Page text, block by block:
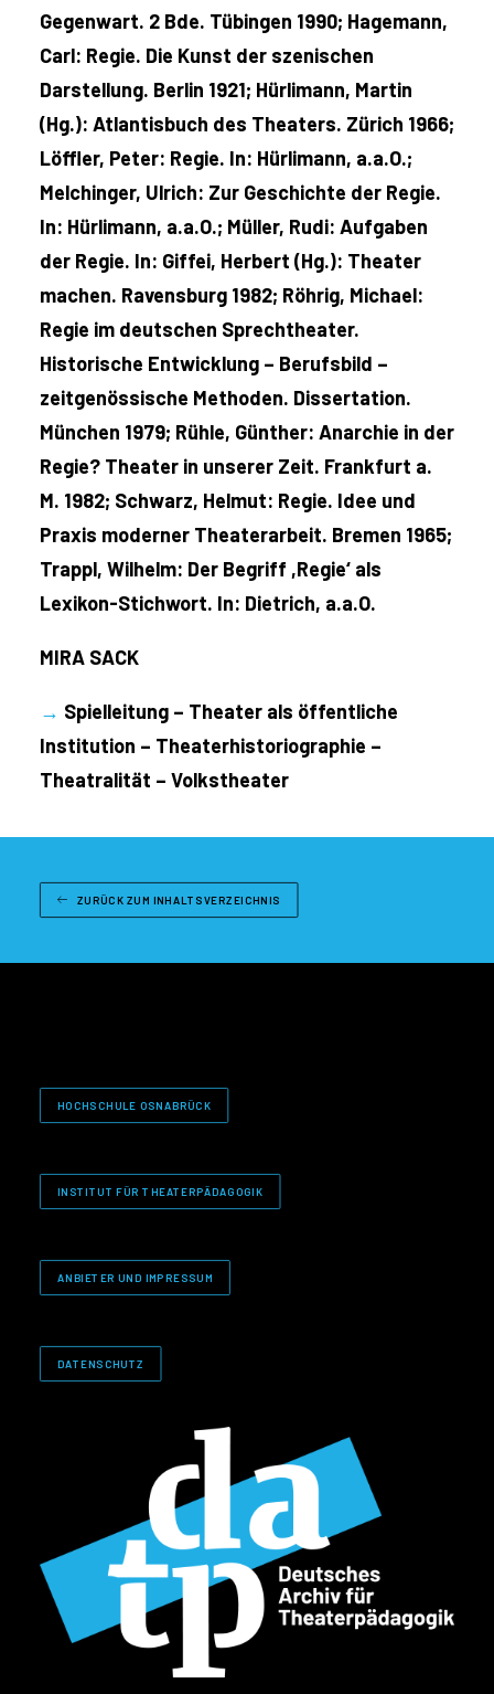
Gegenwart. 2 Bde. Tübingen 1990; Hagemann,
Carl: Regie. Die Kunst der szenischen
Darstellung. Berlin 1921; Hürlimann, Martin
(Hg.): Atlantisbuch des Theaters. Zürich 1966;
Löffler, Peter: Regie. In: Hürlimann, a.a.O.;
Melchinger, Ulrich: Zur Geschichte der Regie.
In: Hürlimann, a.a.O.; Müller, Rudi: Aufgaben
der Regie. In: Giffei, Herbert (Hg.): Theater
machen. Ravensburg 1982; Röhrig, Michael:
Regie im deutschen Sprechtheater.
Historische Entwicklung – Berufsbild –
zeitgenössische Methoden. Dissertation.
München 1979; Rühle, Günther: Anarchie in der
Regie? Theater in unserer Zeit. Frankfurt a.
M. 1982; Schwarz, Helmut: Regie. Idee und
Praxis moderner Theaterarbeit. Bremen 1965;
Trappl, Wilhelm: Der Begriff ,Regie‘ als
Lexikon-Stichwort. In: Dietrich, a.a.O.
MIRA SACK
→ Spielleitung – Theater als öffentliche
Institution – Theaterhistoriographie –
Theatralität – Volkstheater
ZURÜCK ZUM INHALTSVERZEICHNIS
HOCHSCHULE OSNABRÜCK
INSTITUT FÜR THEATERPÄDAGOGIK
ANBIETER UND IMPRESSUM
DATENSCHUTZ